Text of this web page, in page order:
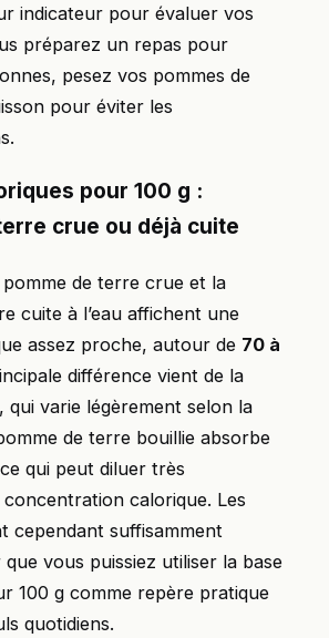
indicateur pour évaluer vos
préparez un repas pour
pesez vos pommes de
pour éviter les
pour 100 g :
crue ou déjà cuite
de terre crue et la
cuite à l’eau affichent une
assez proche, autour de 70 à
différence vient de la
qui varie légèrement selon la
de terre bouillie absorbe
qui peut diluer très
calorique. Les
cependant suffisamment
vous puissiez utiliser la base
100 g comme repère pratique
quotidiens.